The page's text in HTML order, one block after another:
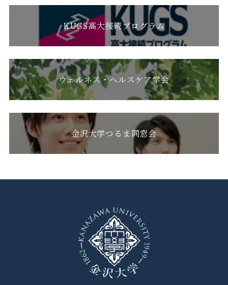
KUGS高大接続プログラム
ウェルネス・ヘルスケア学会
金沢大学つるま同窓会